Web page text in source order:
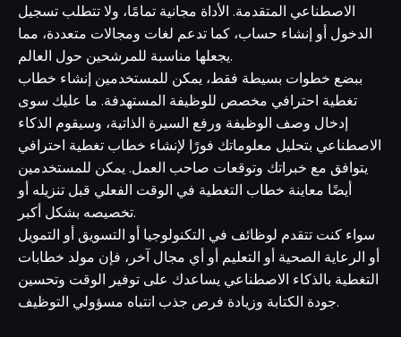
الاصطناعي المتقدمة. الأداة مجانية تمامًا، ولا تتطلب تسجيل
الدخول أو إنشاء حساب، كما تدعم لغات ومجالات متعددة، مما
يجعلها مناسبة للمرشحين حول العالم.
ببضع خطوات بسيطة فقط، يمكن للمستخدمين إنشاء خطاب
تغطية احترافي مخصص للوظيفة المستهدفة. ما عليك سوى
إدخال وصف الوظيفة ورفع السيرة الذاتية، وسيقوم الذكاء
الاصطناعي بتحليل معلوماتك فورًا لإنشاء خطاب تغطية احترافي
يتوافق مع خبراتك وتوقعات صاحب العمل. يمكن للمستخدمين
أيضًا معاينة خطاب التغطية في الوقت الفعلي قبل تنزيله أو
تخصيصه بشكل أكبر.
سواء كنت تتقدم لوظائف في التكنولوجيا أو التسويق أو التمويل
أو الرعاية الصحية أو التعليم أو أي مجال آخر، فإن مولد خطابات
التغطية بالذكاء الاصطناعي يساعدك على توفير الوقت وتحسين
جودة الكتابة وزيادة فرص جذب انتباه مسؤولي التوظيف.